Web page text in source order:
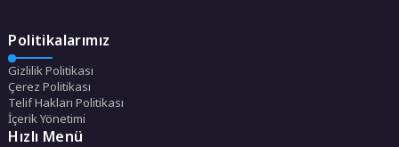
Politikalarımız
Gizlilik Politikası
Çerez Politikası
Telif Hakları Politikası
İçerik Yönetimi
Hızlı Menü